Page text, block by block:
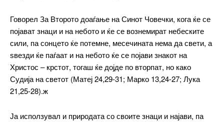
Говорел За Второто доаѓање на Синот Човечки, кога ќе се
појават знаци и на небото и ќе се вознемират небеските
сили, па сонцето ќе потемне, месечината нема да свети, а
ѕвезди ќе паѓаат и на небото ќе се појави знакот на
Христос – крстот, тогаш ќе дојде по вторпат, но како
Судија на светот (Матеј 24,29-31; Марко 13,24-27; Лука
21,25-28).ж
Ја исползувал и природата со своите знаци и најави, па